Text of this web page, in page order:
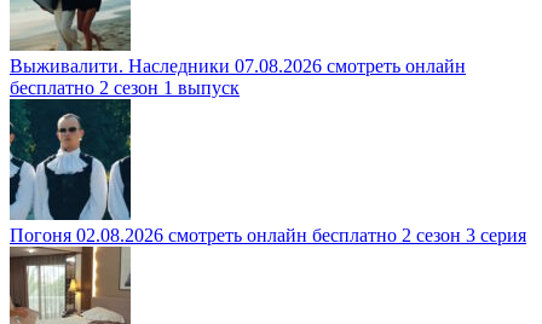
Выживалити. Наследники 07.08.2026 смотреть онлайн
бесплатно 2 сезон 1 выпуск
Погоня 02.08.2026 смотреть онлайн бесплатно 2 сезон 3 серия